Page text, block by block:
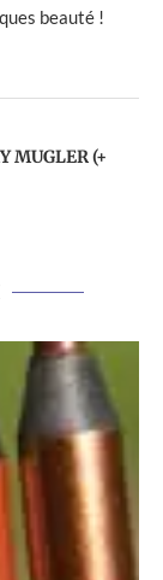
beauté !
MUGLER (+